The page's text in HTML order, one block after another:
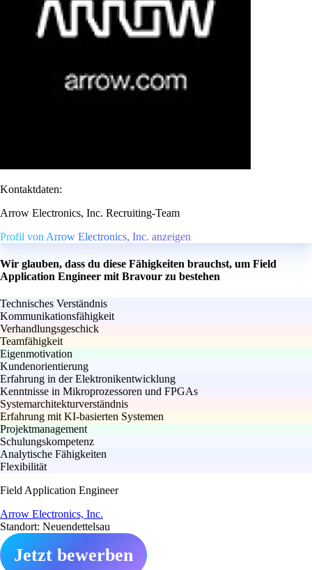
Kontaktdaten:
Arrow Electronics, Inc. Recruiting-Team
Profil von Arrow Electronics, Inc. anzeigen
Wir glauben, dass du diese Fähigkeiten brauchst, um Field
Application Engineer mit Bravour zu bestehen
Technisches Verständnis
Kommunikationsfähigkeit
Verhandlungsgeschick
Teamfähigkeit
Eigenmotivation
Kundenorientierung
Erfahrung in der Elektronikentwicklung
Kenntnisse in Mikroprozessoren und FPGAs
Systemarchitekturverständnis
Erfahrung mit KI-basierten Systemen
Projektmanagement
Schulungskompetenz
Analytische Fähigkeiten
Flexibilität
Field Application Engineer
Arrow Electronics, Inc.
Standort: Neuendettelsau
Jetzt bewerben